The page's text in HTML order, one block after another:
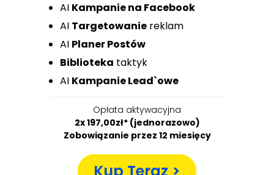
AI Kampanie na Facebook
AI Targetowaniereklam
AI Planer Postów
Biblioteka taktyk
AI Kampanie Lead`owe
Opłata aktywacyjna
2x 197,00zł* (jednorazowo)
Zobowiązanie przez 12 miesięcy